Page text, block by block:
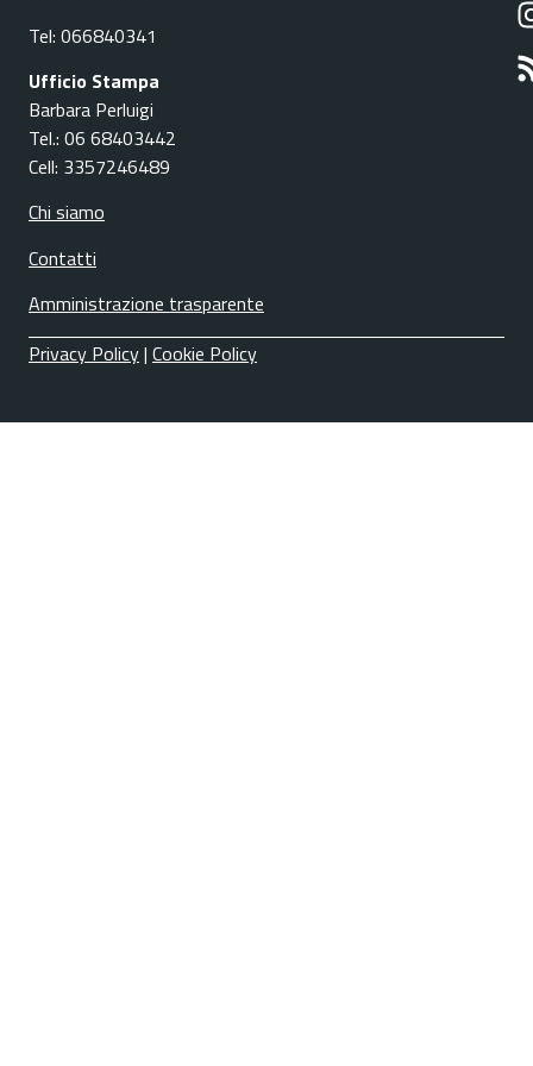
Tel: 066840341
Ufficio Stampa
Barbara Perluigi
Tel.: 06 68403442
Cell: 3357246489
Chi siamo
Contatti
Amministrazione trasparente
Privacy Policy| Cookie Policy